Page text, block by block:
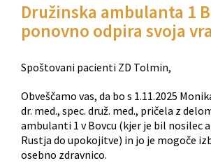
Družinska ambulanta 1
ponovno odpira svoja
Spoštovani pacienti ZD Tolmin,
Obveščamo vas, da bo s 1.11.2025
dr. med., spec. druž. med., pričela z
ambulanti 1 v Bovcu (kjer je bil nosilec
Rustja do upokojitve) in jo je mogoče
osebno zdravnico.